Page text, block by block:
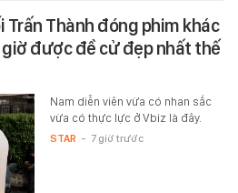
Trấn Thành đóng phim khác
được đề cử đẹp nhất thế
Nam diễn viên vừa có nhan sắc
vừa có thực lực ở Vbiz là đây.
STAR - 7 giờ trước